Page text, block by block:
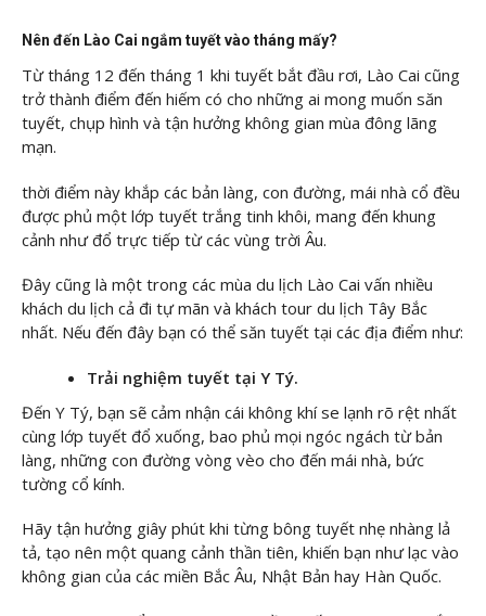
Nên đến Lào Cai ngắm tuyết vào tháng mấy?
Từ tháng 12 đến tháng 1 khi tuyết bắt đầu rơi, Lào Cai cũng
trở thành điểm đến hiếm có cho những ai mong muốn săn
tuyết, chụp hình và tận hưởng không gian mùa đông lãng
mạn.
thời điểm này khắp các bản làng, con đường, mái nhà cổ đều
được phủ một lớp tuyết trắng tinh khôi, mang đến khung
cảnh như đổ trực tiếp từ các vùng trời Âu.
Đây cũng là một trong các mùa du lịch Lào Cai vấn nhiều
khách du lịch cả đi tự mãn và khách tour du lịch Tây Bắc
nhất. Nếu đến đây bạn có thể săn tuyết tại các địa điểm như:
Trải nghiệm tuyết tại Y Tý.
Đến Y Tý, bạn sẽ cảm nhận cái không khí se lạnh rõ rệt nhất
cùng lớp tuyết đổ xuống, bao phủ mọi ngóc ngách từ bản
làng, những con đường vòng vèo cho đến mái nhà, bức
tường cổ kính.
Hãy tận hưởng giây phút khi từng bông tuyết nhẹ nhàng lả
tả, tạo nên một quang cảnh thần tiên, khiến bạn như lạc vào
không gian của các miền Bắc Âu, Nhật Bản hay Hàn Quốc.